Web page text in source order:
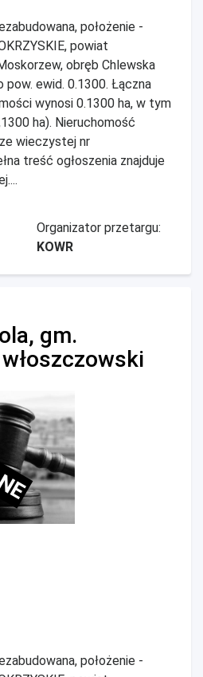
położenie -
powiat
obręb Chlewska
pow. ewid. 0.1300. Łączna
wynosi 0.1300 ha, w tym
ha). Nieruchomość
wieczystej nr
treść ogłoszenia znajduje
Organizator przetargu:
KOWR
gm.
położenie -